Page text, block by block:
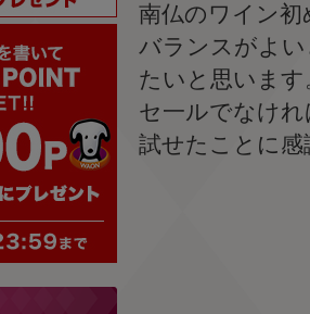
南仏のワイン初
バランスがよ
たいと思います
セ一ルでなけ
試せたことに感